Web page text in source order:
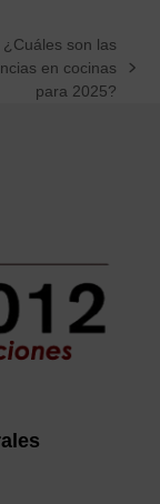
¿Cuáles son las
en cocinas
para 2025?